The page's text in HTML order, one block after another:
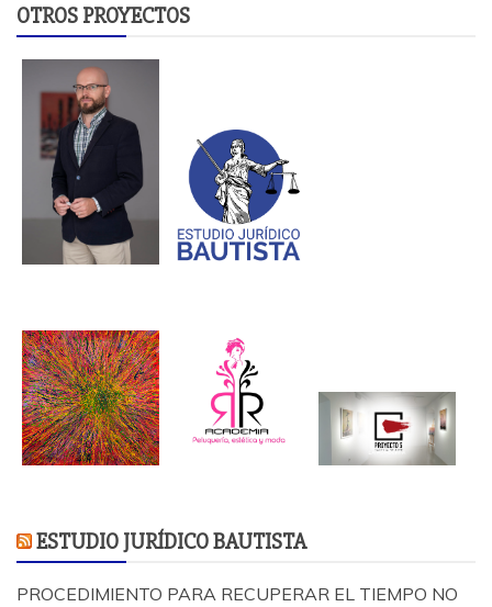
OTROS PROYECTOS
ESTUDIO JURÍDICO BAUTISTA
PROCEDIMIENTO PARA RECUPERAR EL TIEMPO NO